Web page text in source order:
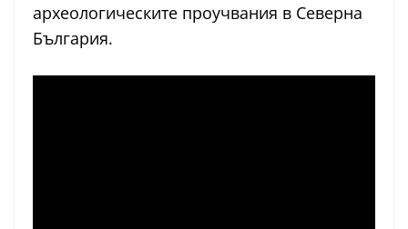
археологическите проучвания в Северна
България.